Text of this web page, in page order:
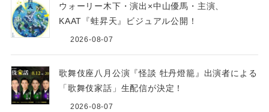
ウォーリー木下・演出×中山優馬・主演、
KAAT『蛙昇天』ビジュアル公開！
2026-08-07
歌舞伎座八月公演『怪談 牡丹燈籠』出演者による
「歌舞伎家話」生配信が決定！
2026-08-07